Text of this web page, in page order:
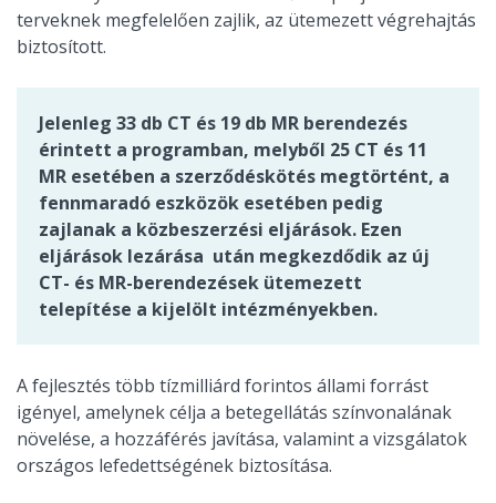
terveknek megfelelően zajlik, az ütemezett végrehajtás
biztosított.
Jelenleg 33 db CT és 19 db MR berendezés
érintett a programban, melyből 25 CT és 11
MR esetében a szerződéskötés megtörtént, a
fennmaradó eszközök esetében pedig
zajlanak a közbeszerzési eljárások. Ezen
eljárások lezárása után megkezdődik az új
CT- és MR-berendezések ütemezett
telepítése a kijelölt intézményekben.
A fejlesztés több tízmilliárd forintos állami forrást
igényel, amelynek célja a betegellátás színvonalának
növelése, a hozzáférés javítása, valamint a vizsgálatok
országos lefedettségének biztosítása.